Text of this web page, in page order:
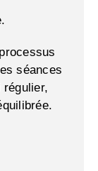
séances
régulier,